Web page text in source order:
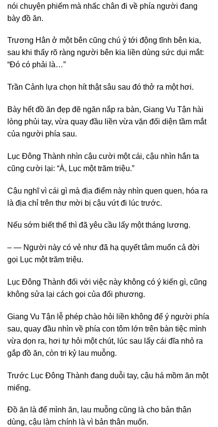
nói chuyện phiếm mà nhấc chân đi về phía người đang
bày đồ ăn.
Trương Hân ở một bên cũng chú ý tới động tĩnh bên kia,
sau khi thấy rõ ràng người bên kia liền dùng sức dụi mắt:
“Đó có phải là…”
Trần Cảnh lựa chọn hít thật sâu sau đó thở ra một hơi.
Bày hết đồ ăn đẹp đẽ ngăn nắp ra bàn, Giang Vu Tận hài
lòng phủi tay, vừa quay đầu liền vừa vặn đối diện tầm mắt
của người phía sau.
Lục Đông Thành nhìn cậu cười một cái, cậu nhìn hắn ta
cũng cười lại: “À, Lục một trăm triệu.”
Cậu nghĩ vì cái gì mà địa điểm này nhìn quen quen, hóa ra
là địa chỉ trên thư mời bị cậu vứt đi lúc trước.
Nếu sớm biết thế thì đã yêu cầu lấy một tháng lương.
– — Người này có vẻ như đã hạ quyết tâm muốn cả đời
gọi Lục một trăm triệu.
Lục Đông Thành đối với việc này không có ý kiến gì, cũng
không sửa lại cách gọi của đối phương.
Giang Vu Tận lễ phép chào hỏi liền không để ý người phía
sau, quay đầu nhìn về phía con tôm lớn trên bàn tiệc mình
vừa dọn ra, hơi tự hỏi một chút, lúc sau lấy cái đĩa nhỏ ra
gắp đồ ăn, còn tri kỷ lau muỗng.
Trước Lục Đông Thành đang duỗi tay, cậu há mồm ăn một
miếng.
Đồ ăn là để mình ăn, lau muỗng cũng là cho bản thân
dùng, cậu làm chính là vì bản thân muốn.